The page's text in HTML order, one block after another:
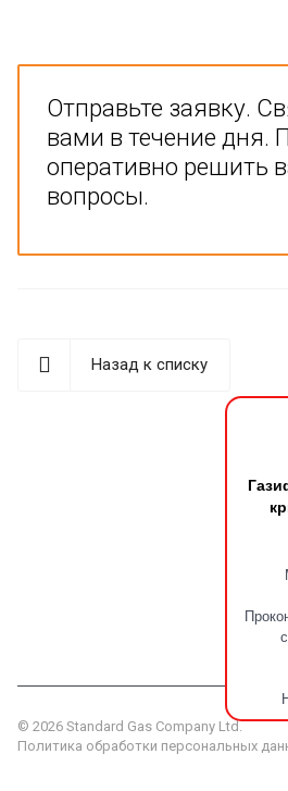
Отправьте заявку.
вами в течение дня.
оперативно решить
вопросы.
Назад к списку
г. Пермь, ул. Сергея Данщина, д. 5
© 2026 Standard Gas Company Ltd.
Политика обработки персональных